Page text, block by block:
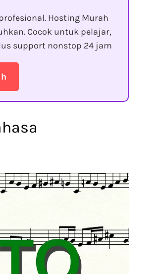
Hosting Murah
Cocok untuk pelajar,
support nonstop 24 jam